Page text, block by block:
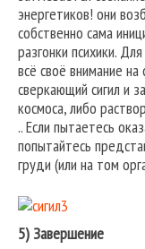
энергетиков! они
собственно сама
разгонки психики.
всё своё внимание на
сверкающий сигил и
космоса, либо
.. Если пытаетесь
попытайтесь
груди (или на том
5) Завершение